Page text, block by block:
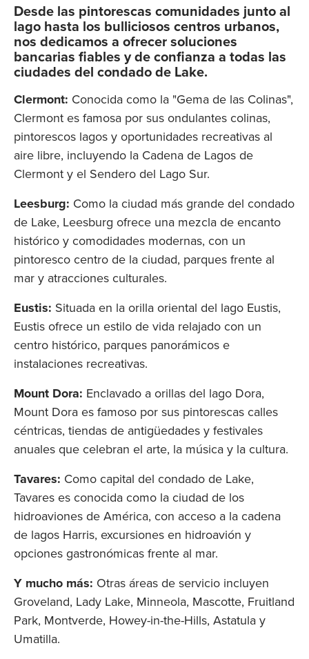
Desde las pintorescas comunidades junto al
lago hasta los bulliciosos centros urbanos,
nos dedicamos a ofrecer soluciones
bancarias fiables y de confianza a todas las
ciudades del condado de Lake.
Clermont: Conocida como la "Gema de las Colinas",
Clermont es famosa por sus ondulantes colinas,
pintorescos lagos y oportunidades recreativas al
aire libre, incluyendo la Cadena de Lagos de
Clermont y el Sendero del Lago Sur.
Leesburg: Como la ciudad más grande del condado
de Lake, Leesburg ofrece una mezcla de encanto
histórico y comodidades modernas, con un
pintoresco centro de la ciudad, parques frente al
mar y atracciones culturales.
Eustis: Situada en la orilla oriental del lago Eustis,
Eustis ofrece un estilo de vida relajado con un
centro histórico, parques panorámicos e
instalaciones recreativas.
Mount Dora: Enclavado a orillas del lago Dora,
Mount Dora es famoso por sus pintorescas calles
céntricas, tiendas de antigüedades y festivales
anuales que celebran el arte, la música y la cultura.
Tavares: Como capital del condado de Lake,
Tavares es conocida como la ciudad de los
hidroaviones de América, con acceso a la cadena
de lagos Harris, excursiones en hidroavión y
opciones gastronómicas frente al mar.
Y mucho más: Otras áreas de servicio incluyen
Groveland, Lady Lake, Minneola, Mascotte, Fruitland
Park, Montverde, Howey-in-the-Hills, Astatula y
Umatilla.